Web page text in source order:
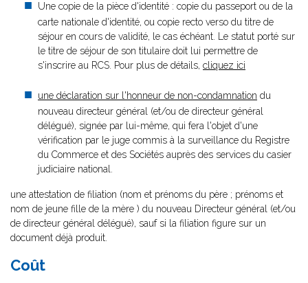
Une copie de la pièce d'identité : copie du passeport ou de la
carte nationale d'identité, ou copie recto verso du titre de
séjour en cours de validité, le cas échéant. Le statut porté sur
le titre de séjour de son titulaire doit lui permettre de
s'inscrire au RCS. Pour plus de détails, cliquez ici
une déclaration sur l'honneur de non-condamnation du
nouveau directeur général (et/ou de directeur général
délégué), signée par lui-même, qui fera l'objet d'une
vérification par le juge commis à la surveillance du Registre
du Commerce et des Sociétés auprès des services du casier
judiciaire national.
une attestation de filiation (nom et prénoms du père ; prénoms et
nom de jeune fille de la mère ) du nouveau Directeur général (et/ou
de directeur général délégué), sauf si la filiation figure sur un
document déjà produit.
Coût